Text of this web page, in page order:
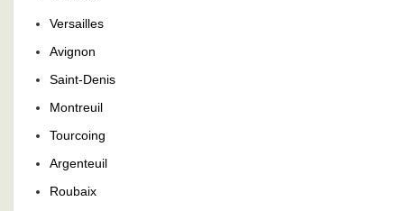
Versailles
Avignon
Saint-Denis
Montreuil
Tourcoing
Argenteuil
Roubaix